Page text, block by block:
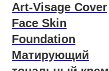
Art-Visage Cover
Face Skin
Foundation
Матирующий